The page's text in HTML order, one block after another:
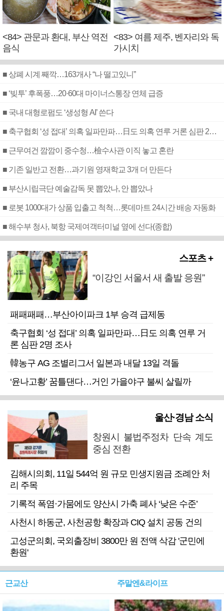
<84> 관문과 환대, 부산 역전
음식
<83> 여름 제주, 벤자리와 독
가시치
■ 상폐 시계 째깍…163개사 “나 떨고있니”
■ ‘빚투’ 후폭풍…20·60대 마이너스통장 연체 급증
■ 국내 대형로펌도 ‘생성형 AI’ 쓴다
■ 축구협회 ‘성 접대’ 의혹 일파만파…日도 의혹 연루 거론 심판 2명 조사
■ 근무여건 깜깜이 중수청…檢수사관 이직 놓고 혼란
■ 기존 일반고 전환…과기원 영재학교 3개 더 만든다
■ 부산시립극단 예술감독 못 뽑았나, 안 뽑았나
■ 로봇 1000대가 상품 입출고 척척…롯데마트 24시간 배송 자동화
■ 해수부 청사, 북항 국제여객터미널 옆에 선다(종합)
스포츠 +
“이강인 서울서 새 출발 응원”
패패패패…부산아이파크 1부 승격 급제동
축구협회 ‘성 접대’ 의혹 일파만파…日도 의혹 연루 거
론 심판 2명 조사
韓농구 AG 조별리그서 일본과 내달 13일 격돌
‘윤나고황’ 꿈틀댄다…거인 가을야구 불씨 살릴까
울산·경남 소식
창원시 불법주정차 단속 계도
중심 전환
김해시의회, 11일 544억 원 규모 민생지원금 조례안 처
리 주목
기록적 폭염·가뭄에도 양산시 가축 폐사 ‘낮은 수준’
사천시 하동군, 사천공항 확장과 CIQ 설치 공동 건의
고성군의회, 국외출장비 3800만 원 전액 삭감 '군민에
환원'
근교산 주말엔&라이프